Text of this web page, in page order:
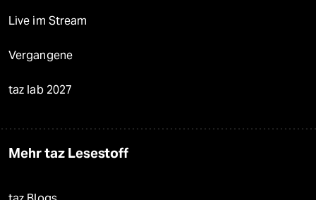
Live im Stream
Vergangene
taz lab 2027
Mehr taz Lesestoff